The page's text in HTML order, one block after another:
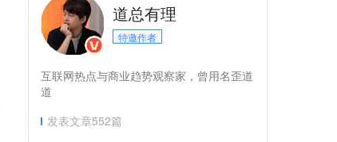
道总有理
特邀作者
互联网热点与商业趋势观察家，曾用名歪道
道
发表文章552篇